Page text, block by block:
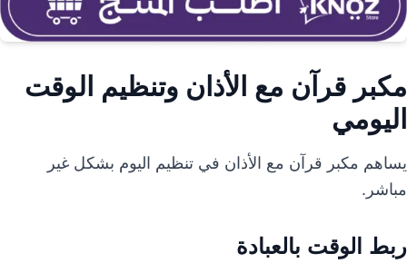
مكبر قرآن مع الأذان وتنظيم الوقت
اليومي
يساهم مكبر قرآن مع الأذان في تنظيم اليوم بشكل غير
مباشر.
ربط الوقت بالعبادة